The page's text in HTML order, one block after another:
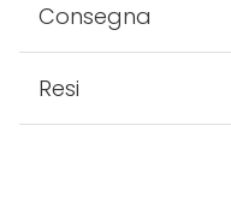
Consegna
Resi